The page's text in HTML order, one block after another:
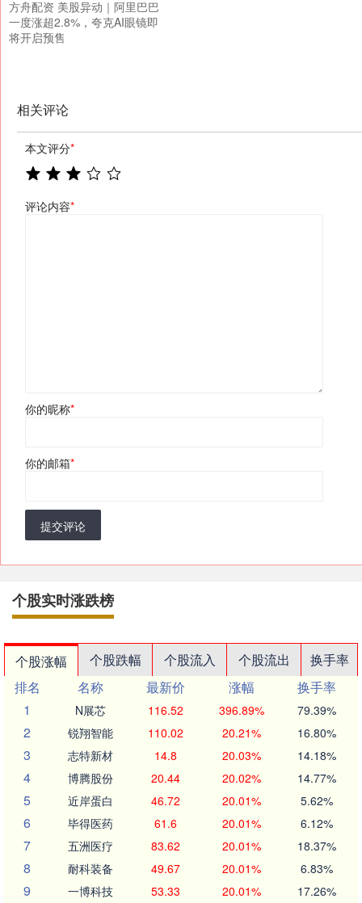
方舟配资 美股异动｜阿里巴巴
一度涨超2.8%，夸克AI眼镜即
将开启预售
相关评论
本文评分*
评论内容*
你的昵称*
你的邮箱*
提交评论
个股实时涨跌榜
个股涨幅 个股跌幅 个股流入 个股流出
换手率
排名
名称 最新价 涨幅
换手率
1
N展芯 116.52 396.89% 79.39%
2 锐翔智能 110.02 20.21% 16.80%
3 志特新材 14.8 20.03% 14.18%
4 博腾股份 20.44 20.02% 14.77%
5 近岸蛋白 46.72 20.01% 5.62%
6 毕得医药 61.6 20.01% 6.12%
7 五洲医疗 83.62 20.01% 18.37%
8 耐科装备 49.67 20.01% 6.83%
9 一博科技 53.33 20.01% 17.26%